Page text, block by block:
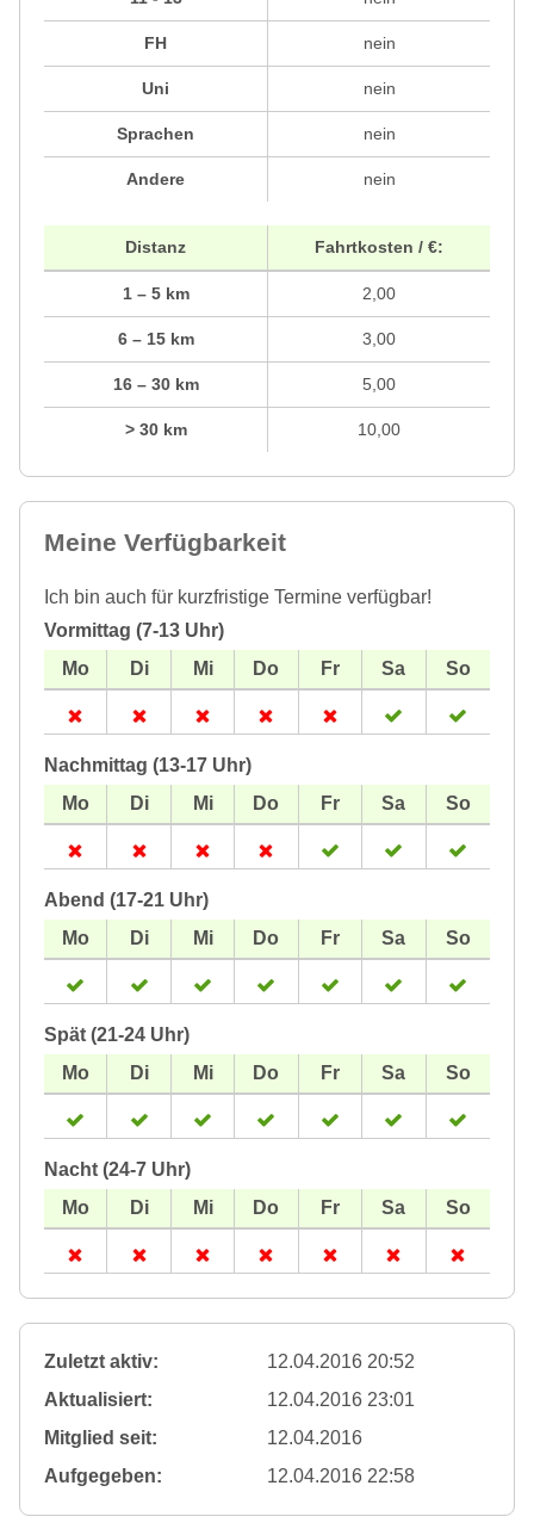
FH
Uni
Sprachen
Andere
nein
nein
nein
nein
Distanz
1 – 5 km
6 – 15 km
16 – 30 km
> 30 km
Fahrtkosten / €:
2,00
3,00
5,00
10,00
Meine Verfügbarkeit
Ich bin auch für kurzfristige Termine verfügbar!
Vormittag (7-13 Uhr)
Nachmittag (13-17 Uhr)
Abend (17-21 Uhr)
Spät (21-24 Uhr)
Nacht (24-7 Uhr)
Zuletzt aktiv:
12.04.2016 20:52
Aktualisiert:
12.04.2016 23:01
Mitglied seit:
12.04.2016
Aufgegeben:
12.04.2016 22:58